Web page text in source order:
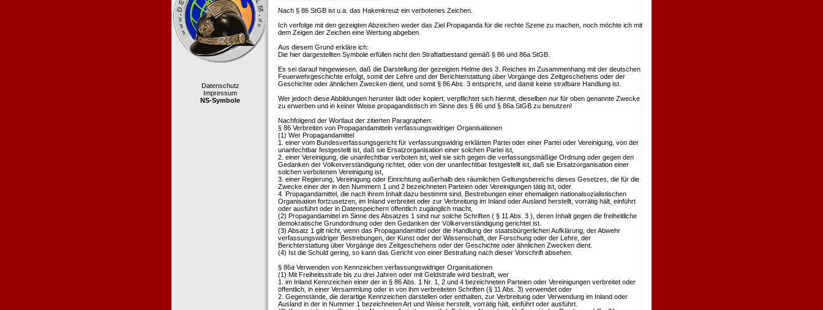
Datenschutz
Impressum
NS-Symbole
Nach § 86 StGB ist u.a. das Hakenkreuz ein verbotenes Zeichen.
Ich verfolge mit den gezeigten Abzeichen weder das Ziel Propaganda für die rechte Szene zu machen, noch möchte ich mit
dem Zeigen der Zeichen eine Wertung abgeben.
Aus diesem Grund erkläre ich:
Die hier dargestellten Symbole erfüllen nicht den Straftatbestand gemäß § 86 und 86a StGB.
Es sei darauf hingewiesen, daß die Darstellung der gezeigten Helme des 3. Reiches im Zusammenhang mit der deutschen
Feuerwehrgeschichte erfolgt, somit der Lehre und der Berichterstattung über Vorgänge des Zeitgeschehens oder der
Geschichte oder ähnlichen Zwecken dient, und somit § 86 Abs. 3 entspricht, und damit keine strafbare Handlung ist.
Wer jedoch diese Abbildungen herunter lädt oder kopiert, verpflichtet sich hiermit, dieselben nur für oben genannte Zwecke
zu erwerben und in keiner Weise propagandistisch im Sinne des § 86 und § 86a StGB zu benutzen!
Nachfolgend der Wortlaut der zitierten Paragraphen:
§ 86 Verbreiten von Propagandamitteln verfassungswidriger Organisationen
(1) Wer Propagandamittel
1. einer vom Bundesverfassungsgericht für verfassungswidrig erklärten Partei oder einer Partei oder Vereinigung, von der
unanfechtbar festgestellt ist, daß sie Ersatzorganisation einer solchen Partei ist,
2. einer Vereinigung, die unanfechtbar verboten ist, weil sie sich gegen die verfassungsmäßige Ordnung oder gegen den
Gedanken der Völkerverständigung richtet, oder von der unanfechtbar festgestellt ist, daß sie Ersatzorganisation einer
solchen verbotenen Vereinigung ist,
3. einer Regierung, Vereinigung oder Einrichtung außerhalb des räumlichen Geltungsbereichs dieses Gesetzes, die für die
Zwecke einer der in den Nummern 1 und 2 bezeichneten Parteien oder Vereinigungen tätig ist, oder
4. Propagandamittel, die nach ihrem Inhalt dazu bestimmt sind, Bestrebungen einer ehemaligen nationalsozialistischen
Organisation fortzusetzen, im Inland verbreitet oder zur Verbreitung im Inland oder Ausland herstellt, vorrätig hält, einführt
oder ausführt oder in Datenspeichern öffentlich zugänglich macht,
(2) Propagandamittel im Sinne des Absatzes 1 sind nur solche Schriften ( § 11 Abs. 3 ), deren Inhalt gegen die freiheitliche
demokratische Grundordnung oder den Gedanken der Völkerverständigung gerichtet ist.
(3) Absatz 1 gilt nicht, wenn das Propagandamittel oder die Handlung der staatsbürgerlichen Aufklärung, der Abwehr
verfassungswidriger Bestrebungen, der Kunst oder der Wissenschaft, der Forschung oder der Lehre, der
Berichterstattung über Vorgänge des Zeitgeschehens oder der Geschichte oder ähnlichen Zwecken dient.
(4) Ist die Schuld gering, so kann das Gericht von einer Bestrafung nach dieser Vorschrift absehen.
§ 86a Verwenden von Kennzeichen verfassungswidriger Organisationen
(1) Mit Freiheitsstrafe bis zu drei Jahren oder mit Geldstrafe wird bestraft, wer
1. im Inland Kennzeichen einer der in § 86 Abs. 1 Nr. 1, 2 und 4 bezeichneten Parteien oder Vereinigungen verbreitet oder
öffentlich, in einer Versammlung oder in von ihm verbreiteten Schriften (§ 11 Abs. 3) verwendet oder
2. Gegenstände, die derartige Kennzeichen darstellen oder enthalten, zur Verbreitung oder Verwendung im Inland oder
Ausland in der in Nummer 1 bezeichneten Art und Weise herstellt, vorrätig hält, einführt oder ausführt.